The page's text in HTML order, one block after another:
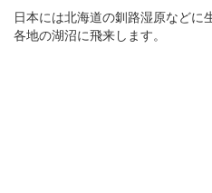
日本には北海道の釧路湿原などに
各地の湖沼に飛来します。